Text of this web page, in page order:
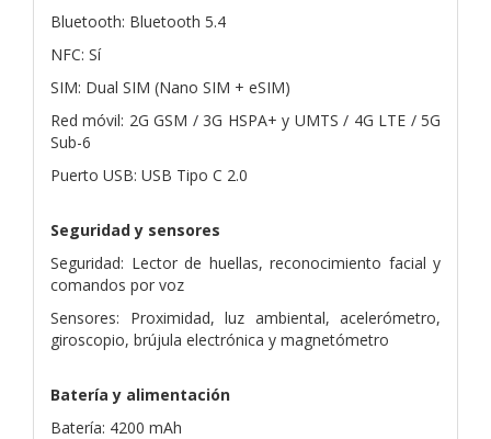
Bluetooth: Bluetooth 5.4
NFC: Sí
SIM: Dual SIM (Nano SIM + eSIM)
Red móvil: 2G GSM / 3G HSPA+ y UMTS / 4G LTE / 5G
Sub-6
Puerto USB: USB Tipo C 2.0
Seguridad y sensores
Seguridad: Lector de huellas, reconocimiento facial y
comandos por voz
Sensores: Proximidad, luz ambiental, acelerómetro,
giroscopio, brújula electrónica y magnetómetro
Batería y alimentación
Batería: 4200 mAh